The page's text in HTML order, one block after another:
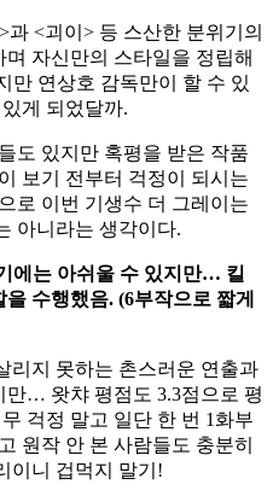
<괴이> 등 스산한 분위기의
자신만의 스타일을 정립해
만 연상호 감독만이 할 수 있
게 되었달까.
도 있지만 혹평을 받은 작품
보기 전부터 걱정이 되시는
로 이번 기생수 더 그레이는
아니라는 생각이다.
에는 아쉬울 수 있지만… 킬
수행했음. (6부작으로 짧게
리지 못하는 촌스러운 연출과
만… 왓챠 평점도 3.3점으로 평
걱정 말고 일단 한 번 1화부
원작 안 본 사람들도 충분히
이니 겁먹지 말기!